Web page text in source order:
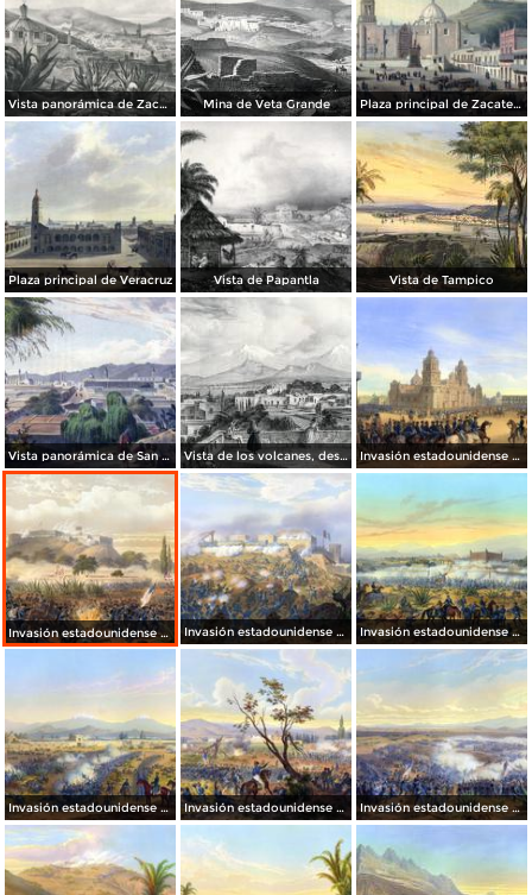
Vista panorámica de Zacatecas Mina de Veta Grande Plaza principal de Zacatecas (c. 1836)
Plaza principal de Veracruz Vista de Papantla Vista de Tampico
Vista panorámica de San Luis Potosí Vista de los volcanes, desde Tacubaya Invasión estadounidense de 1847: Gral. Scott entrando a la Ciudad de México
Invasión estadounidense de 1847: La toma de Chapultepec Invasión estadounidense de 1847: La toma de Chapultepec Invasión estadounidense de 1847: Batalla de Molino del Rey
Invasión estadounidense de 1847: Batalla de Molino del Rey Invasión estadounidense de 1847: Batalla de Churubusco Invasión estadounidense de 1847: Batalla de Magdalena Contreras